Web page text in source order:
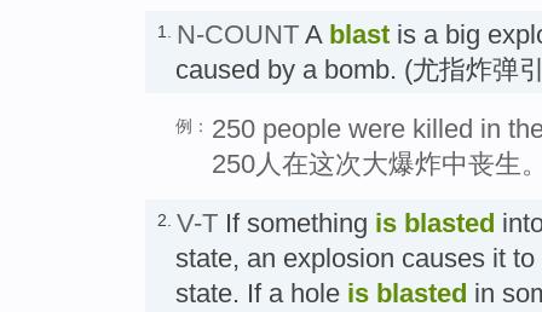
1. N-COUNT A blast is a big
caused by a bomb. (尤指炸弹
例： 250 people were killed in
250人在这次大爆炸中丧生
2. V-T If something is blasted
state, an explosion causes it
state. If a hole is blasted in